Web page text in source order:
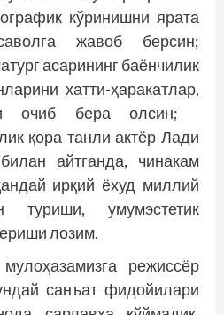
кўринишни ярата
жавоб берсин;
асарининг баёнчилик
хатти-ҳаракатлар,
очиб бера олсин;
қора танли актёр Лади
айтганда, чинакам
ирқий ёхуд миллий
туриши, умумэстетик
лозим.
режиссёр
санъат фидойилари